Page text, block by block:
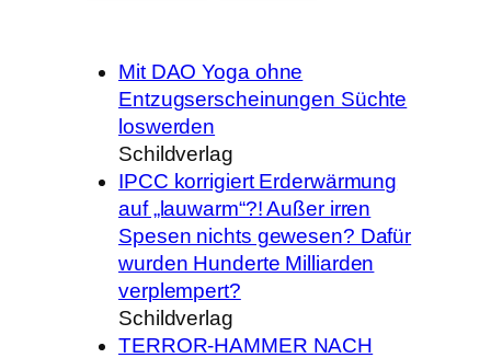
Mit DAO Yoga ohne
Entzugserscheinungen Süchte
loswerden
Schildverlag
IPCC korrigiert Erderwärmung
auf „lauwarm“?! Außer irren
Spesen nichts gewesen? Dafür
wurden Hunderte Milliarden
verplempert?
Schildverlag
TERROR-HAMMER NACH